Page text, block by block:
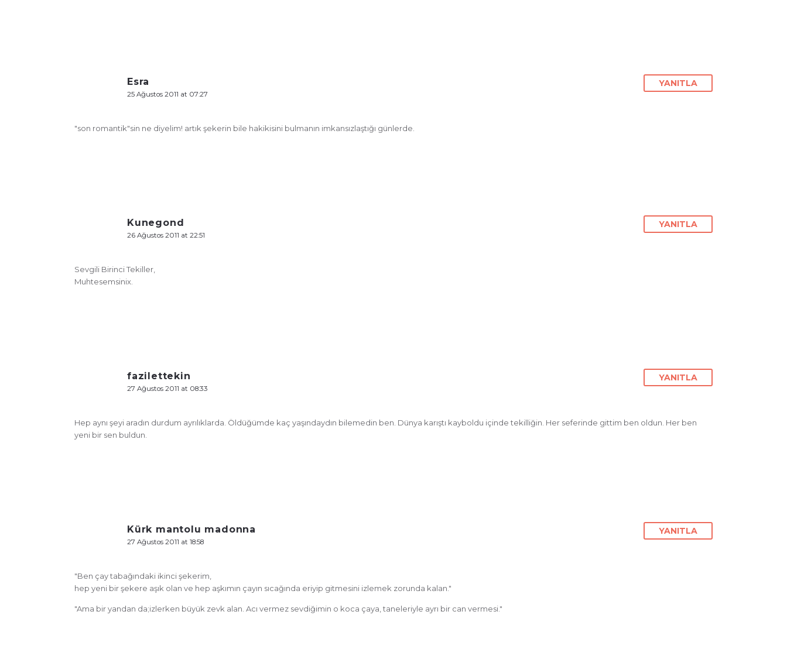
Esra
25 Ağustos 2011 at 07:27
YANITLA
"son romantik"sin ne diyelim! artık şekerin bile hakikisini bulmanın imkansızlaştığı günlerde.
Kunegond
26 Ağustos 2011 at 22:51
YANITLA
Sevgili Birinci Tekiller,
Muhtesemsinix.
fazilettekin
27 Ağustos 2011 at 08:33
YANITLA
Hep aynı şeyi aradın durdum ayrılıklarda. Öldüğümde kaç yaşındaydın bilemedin ben. Dünya karıştı kayboldu içinde tekilliğin. Her seferinde gittim ben oldun. Her ben
yeni bir sen buldun.
Kürk mantolu madonna
27 Ağustos 2011 at 18:58
YANITLA
"Ben çay tabağındaki ikinci şekerim,
hep yeni bir şekere aşık olan ve hep aşkımın çayın sıcağında eriyip gitmesini izlemek zorunda kalan."
"Ama bir yandan da;izlerken büyük zevk alan. Acı vermez sevdiğimin o koca çaya, taneleriyle ayrı bir can vermesi."